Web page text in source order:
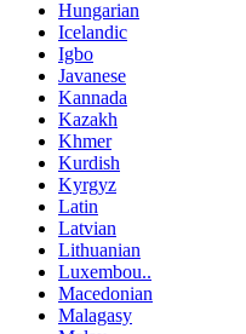
Hungarian
Icelandic
Igbo
Javanese
Kannada
Kazakh
Khmer
Kurdish
Kyrgyz
Latin
Latvian
Lithuanian
Luxembou..
Macedonian
Malagasy